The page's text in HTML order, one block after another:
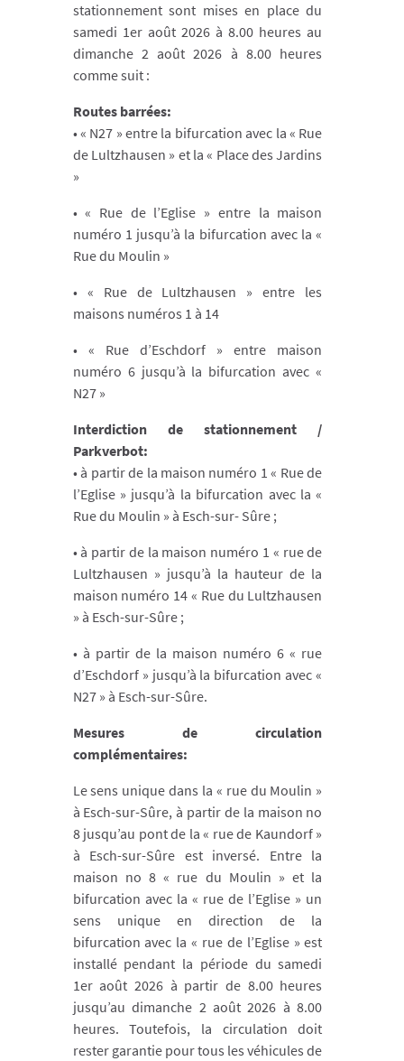
stationnement sont mises en place du
samedi 1er août 2026 à 8.00 heures au
dimanche 2 août 2026 à 8.00 heures
comme suit :
Routes barrées:
• « N27 » entre la bifurcation avec la « Rue
de Lultzhausen » et la « Place des Jardins
»
• « Rue de l’Eglise » entre la maison
numéro 1 jusqu’à la bifurcation avec la «
Rue du Moulin »
• « Rue de Lultzhausen » entre les
maisons numéros 1 à 14
• « Rue d’Eschdorf » entre maison
numéro 6 jusqu’à la bifurcation avec «
N27 »
Interdiction de stationnement /
Parkverbot:
• à partir de la maison numéro 1 « Rue de
l’Eglise » jusqu’à la bifurcation avec la «
Rue du Moulin » à Esch-sur- Sûre ;
• à partir de la maison numéro 1 « rue de
Lultzhausen » jusqu’à la hauteur de la
maison numéro 14 « Rue du Lultzhausen
» à Esch-sur-Sûre ;
• à partir de la maison numéro 6 « rue
d’Eschdorf » jusqu’à la bifurcation avec «
N27 » à Esch-sur-Sûre.
Mesures de circulation
complémentaires:
Le sens unique dans la « rue du Moulin »
à Esch-sur-Sûre, à partir de la maison no
8 jusqu’au pont de la « rue de Kaundorf »
à Esch-sur-Sûre est inversé. Entre la
maison no 8 « rue du Moulin » et la
bifurcation avec la « rue de l’Eglise » un
sens unique en direction de la
bifurcation avec la « rue de l’Eglise » est
installé pendant la période du samedi
1er août 2026 à partir de 8.00 heures
jusqu’au dimanche 2 août 2026 à 8.00
heures. Toutefois, la circulation doit
rester garantie pour tous les véhicules de